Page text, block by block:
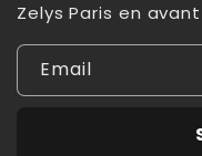
Zelys Paris en
Email